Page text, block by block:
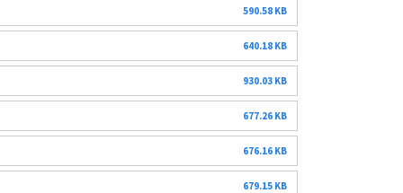
590.58 KB
640.18 KB
930.03 KB
677.26 KB
676.16 KB
679.15 KB